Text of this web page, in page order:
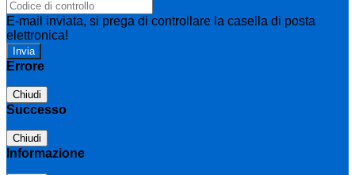
E-mail inviata, si prega di controllare la casella di posta
elettronica!
Errore
Chiudi
Successo
Chiudi
Informazione